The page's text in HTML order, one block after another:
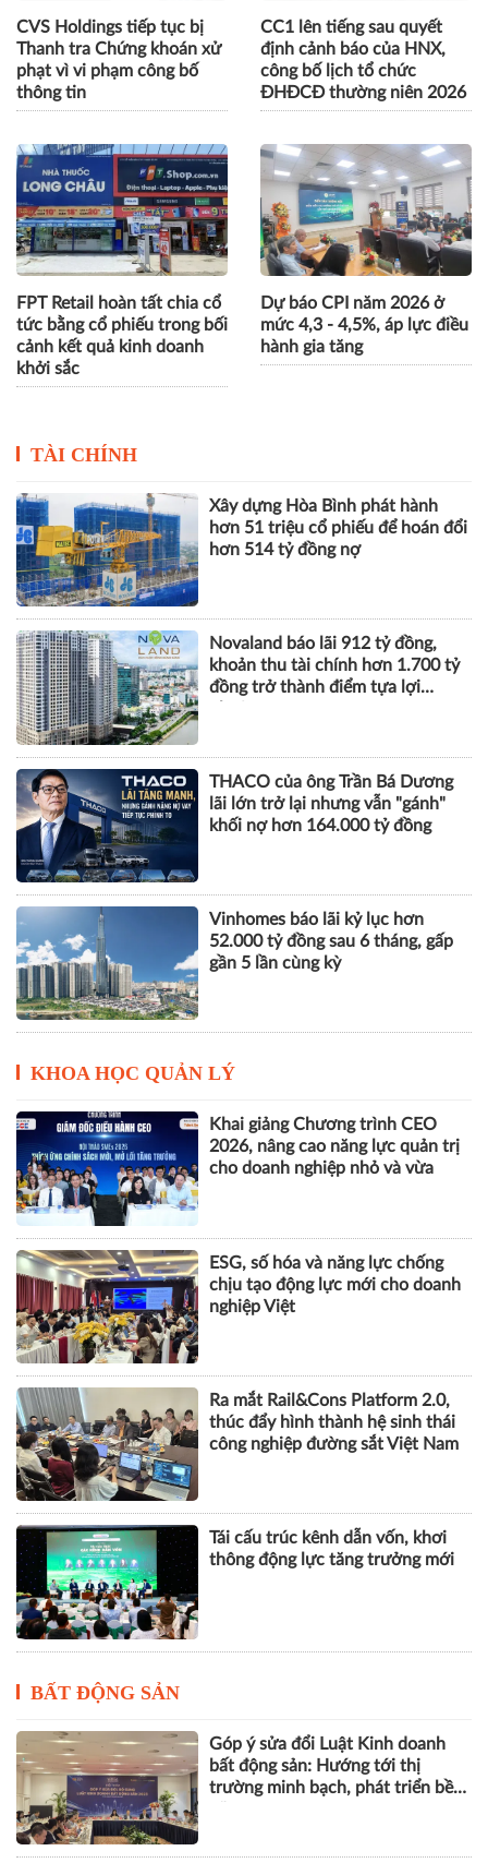
CVS Holdings tiếp tục bị
Thanh tra Chứng khoán xử
phạt vì vi phạm công bố
thông tin
CC1 lên tiếng sau quyết
định cảnh báo của HNX,
công bố lịch tổ chức
ĐHĐCĐ thường niên 2026
FPT Retail hoàn tất chia cổ
tức bằng cổ phiếu trong bối
cảnh kết quả kinh doanh
khởi sắc
Dự báo CPI năm 2026 ở
mức 4,3 - 4,5%, áp lực điều
hành gia tăng
TÀI CHÍNH
Xây dựng Hòa Bình phát hành
hơn 51 triệu cổ phiếu để hoán đổi
hơn 514 tỷ đồng nợ
Novaland báo lãi 912 tỷ đồng,
khoản thu tài chính hơn 1.700 tỷ
đồng trở thành điểm tựa lợi
THACO của ông Trần Bá Dương
lãi lớn trở lại nhưng vẫn "gánh"
khối nợ hơn 164.000 tỷ đồng
Vinhomes báo lãi kỷ lục hơn
52.000 tỷ đồng sau 6 tháng, gấp
gần 5 lần cùng kỳ
KHOA HỌC QUẢN LÝ
Khai giảng Chương trình CEO
2026, nâng cao năng lực quản trị
cho doanh nghiệp nhỏ và vừa
ESG, số hóa và năng lực chống
chịu tạo động lực mới cho doanh
nghiệp Việt
Ra mắt Rail&Cons Platform 2.0,
thúc đẩy hình thành hệ sinh thái
công nghiệp đường sắt Việt Nam
Tái cấu trúc kênh dẫn vốn, khơi
thông động lực tăng trưởng mới
BẤT ĐỘNG SẢN
Góp ý sửa đổi Luật Kinh doanh
bất động sản: Hướng tới thị
trường minh bạch, phát triển bền